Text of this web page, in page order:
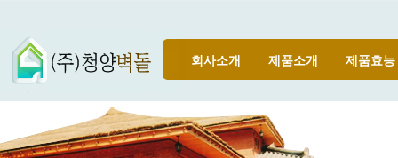
회사소개 제품소개 제품효능